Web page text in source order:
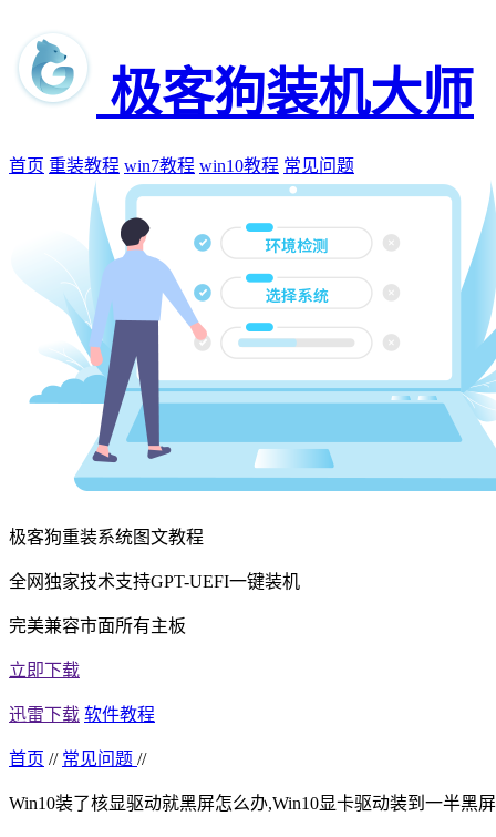
极客狗装机大师
首页 重装教程 win7教程 win10教程 常见问题
极客狗重装系统图文教程
全网独家技术支持GPT-UEFI一键装机
完美兼容市面所有主板
立即下载
迅雷下载 软件教程
首页 // 常见问题 //
Win10装了核显驱动就黑屏怎么办,Win10显卡驱动装到一半黑